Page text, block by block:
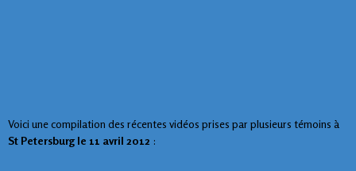
Voici une compilation des récentes vidéos prises par plusieurs témoins à
St Petersburg le 11 avril 2012 :